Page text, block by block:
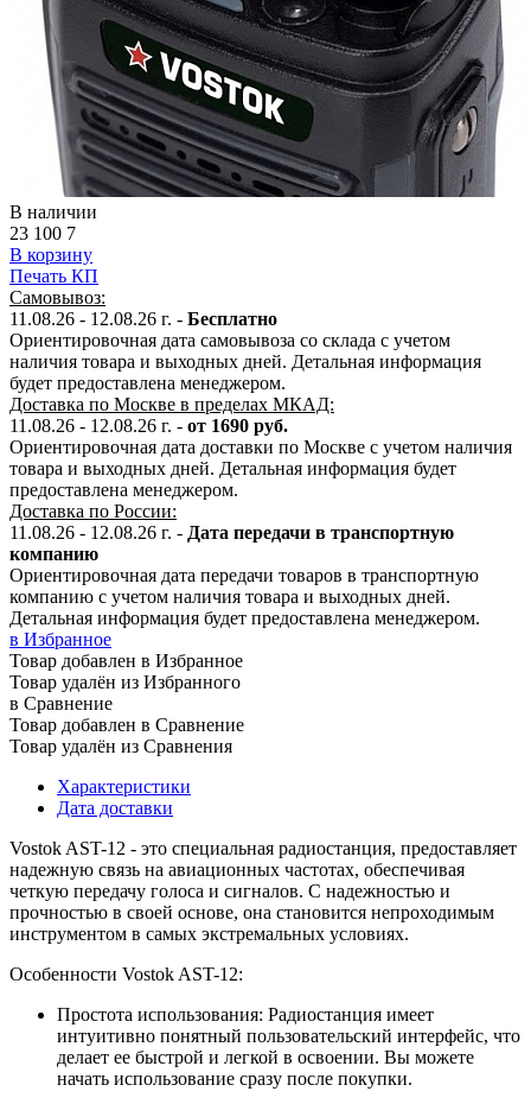
В наличии
23 100 7
В корзину
Печать КП
Самовывоз:
11.08.26 - 12.08.26 г. - Бесплатно
Ориентировочная дата самовывоза со склада с учетом
наличия товара и выходных дней. Детальная информация
будет предоставлена менеджером.
Доставка по Москве в пределах МКАД:
11.08.26 - 12.08.26 г. - от 1690 руб.
Ориентировочная дата доставки по Москве с учетом наличия
товара и выходных дней. Детальная информация будет
предоставлена менеджером.
Доставка по России:
11.08.26 - 12.08.26 г. - Дата передачи в транспортную
компанию
Ориентировочная дата передачи товаров в транспортную
компанию с учетом наличия товара и выходных дней.
Детальная информация будет предоставлена менеджером.
в Избранное
Товар добавлен в Избранное
Товар удалён из Избранного
в Сравнение
Товар добавлен в Сравнение
Товар удалён из Сравнения
Характеристики
Дата доставки
Vostok AST-12 - это специальная радиостанция, предоставляет
надежную связь на авиационных частотах, обеспечивая
четкую передачу голоса и сигналов. С надежностью и
прочностью в своей основе, она становится непроходимым
инструментом в самых экстремальных условиях.
Особенности Vostok AST-12:
Простота использования: Радиостанция имеет
интуитивно понятный пользовательский интерфейс, что
делает ее быстрой и легкой в освоении. Вы можете
начать использование сразу после покупки.